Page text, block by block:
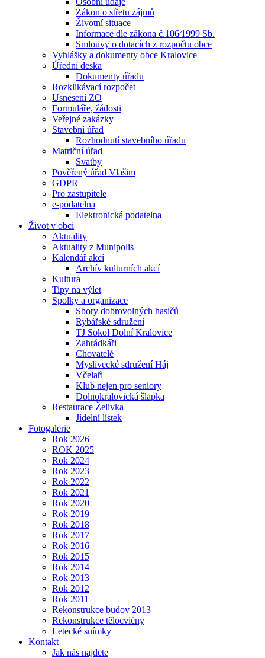
Zákon o střetu zájmů
Životní situace
Informace dle zákona č.106⁄1999 Sb.
Smlouvy o dotacích z rozpočtu obce
Vyhlášky a dokumenty obce Kralovice
Úřední deska
Dokumenty úřadu
Rozklikávací rozpočet
Usnesení ZO
Formuláře, žádosti
Veřejné zakázky
Stavební úřad
Rozhodnutí stavebního úřadu
Matriční úřad
Svatby
Pověřený úřad Vlašim
GDPR
Pro zastupitele
e-podatelna
Elektronická podatelna
Život v obci
Aktuality
Aktuality z Munipolis
Kalendář akcí
Archív kulturních akcí
Kultura
Tipy na výlet
Spolky a organizace
Sbory dobrovolných hasičů
Rybářské sdružení
TJ Sokol Dolní Kralovice
Zahrádkáři
Chovatelé
Myslivecké sdružení Háj
Včelaři
Klub nejen pro seniory
Dolnokralovická šlapka
Restaurace Želivka
Jídelní lístek
Fotogalerie
Rok 2026
ROK 2025
Rok 2024
Rok 2023
Rok 2022
Rok 2021
Rok 2020
Rok 2019
Rok 2018
Rok 2017
Rok 2016
Rok 2015
Rok 2014
Rok 2013
Rok 2012
Rok 2011
Rekonstrukce budov 2013
Rekonstrukce tělocvičny
Letecké snímky
Kontakt
Jak nás najdete